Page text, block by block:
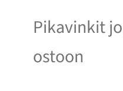
Pikavinkit
ostoon